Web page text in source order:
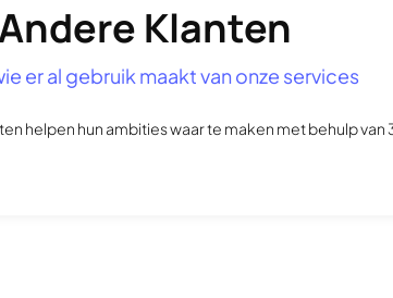
Klanten
er al gebruik maakt van onze services
helpen hun ambities waar te maken met behulp van